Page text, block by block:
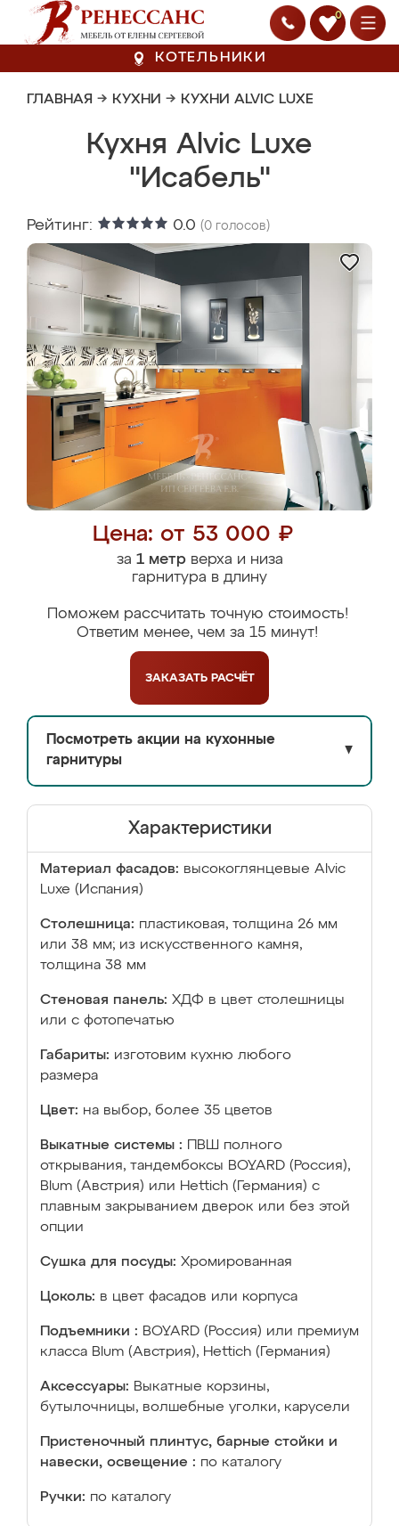
0
КОТЕЛЬНИКИ
ГЛАВНАЯ → КУХНИ → КУХНИ ALVIC LUXE
Кухня Alvic Luxe
"Исабель"
Рейтинг: 0.0 (0 голосов)
Цена: от 53 000 ₽
за 1 метрверха и низа
гарнитура в длину
Поможем рассчитать точную стоимость!
Ответим менее, чем за 15 минут!
ЗАКАЗАТЬ РАСЧЁТ
Посмотреть акции на кухонные
гарнитуры
▼
Характеристики
Материал фасадов: высокоглянцевые Аlvic
Luxe (Испания)
Столешница: пластиковая, толщина 26 мм
или 38 мм; из искусственного камня,
толщина 38 мм
Стеновая панель: ХДФ в цвет столешницы
или с фотопечатью
Габариты: изготовим кухню любого
размера
Цвет: на выбор, более 35 цветов
Выкатные системы :
ПВШ полного
открывания, тандембоксы BOYARD (Россия),
Blum (Австрия) или Hettich (Германия) с
плавным закрыванием дверок или без этой
опции
Сушка для посуды: Хромированная
Цоколь: в цвет фасадов или корпуса
Подъемники : BOYARD (Россия) или премиум
класса Blum (Австрия), Hettich (Германия)
Аксессуары: Выкатные корзины,
бутылочницы, волшебные уголки, карусели
Пристеночный плинтус, барные стойки и
навески, освещение : по каталогу
Ручки: по каталогу